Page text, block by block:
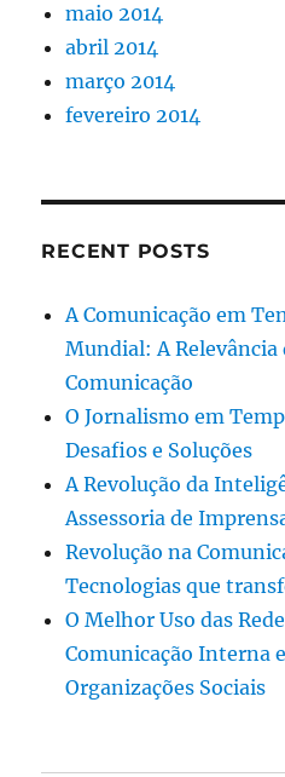
maio 2014
abril 2014
março 2014
fevereiro 2014
RECENT POSTS
A Comunicação em
Mundial: A Relevância
Comunicação
O Jornalismo em
Desafios e Soluções
A Revolução da
Assessoria de
Revolução na
Tecnologias que
O Melhor Uso das
Comunicação Interna
Organizações Sociais